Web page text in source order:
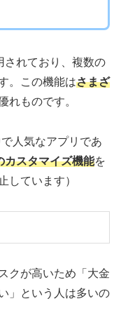
されており、複数の
。この機能はさまざ
れものです。
人気なアプリであ
カスタマイズ機能を
しています）
クが高いため「大金
」という人は多いの